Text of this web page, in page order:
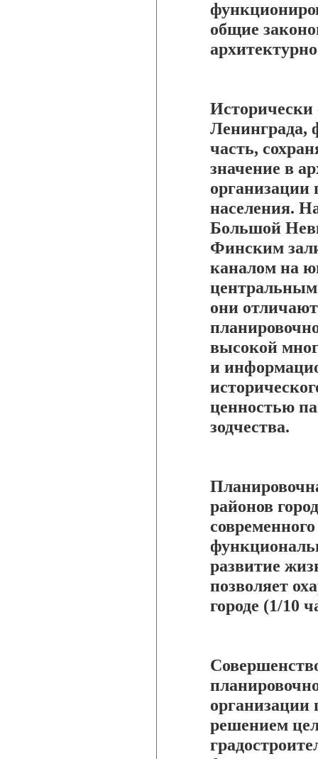
общие
Ленинграда,
часть,
значение в
организации
населения.
Большой
Финским
каналом на
они
высокой
и
ценностью
зодчества.
районов
развитие
позволяет
городе (1/10
организации
решением